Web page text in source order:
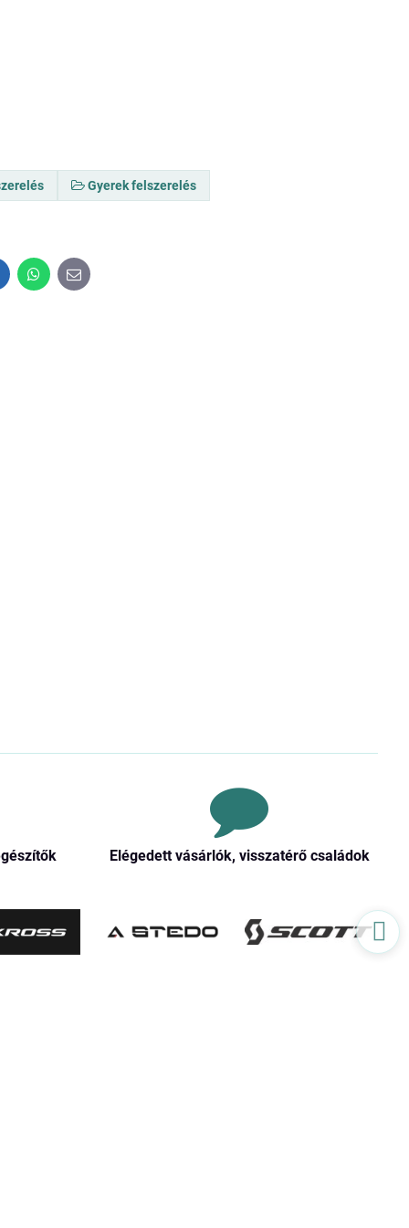
Gyerek felszerelés
WhatsApp
E-
mail
Elégedett vásárlók, visszatérő családok